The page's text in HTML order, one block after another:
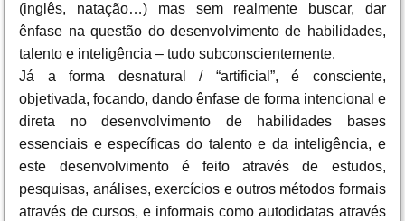
(inglês, natação…) mas sem realmente buscar, dar
ênfase na questão do desenvolvimento de habilidades,
talento e inteligência – tudo subconscientemente.
Já a forma desnatural / “artificial”, é consciente,
objetivada, focando, dando ênfase de forma intencional e
direta no desenvolvimento de habilidades bases
essenciais e específicas do talento e da inteligência, e
este desenvolvimento é feito através de estudos,
pesquisas, análises, exercícios e outros métodos formais
através de cursos, e informais como autodidatas através